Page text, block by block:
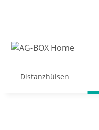
Distanzhülsen